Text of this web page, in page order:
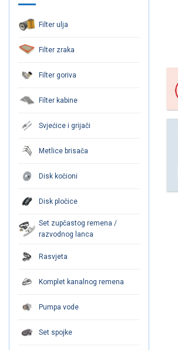
Filter ulja
Filter zraka
Filter goriva
Filter kabine
Svjećice i grijači
Metlice brisača
Disk kočioni
Disk pločice
Set zupčastog remena /
razvodnog lanca
Rasvjeta
Komplet kanalnog remena
Pumpa vode
Set spojke